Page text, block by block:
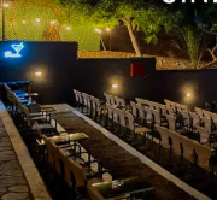
και από τη
γεγονός που
στόλου καθαριότητας.
Η παραχώρηση του
Βαρβάρας συνέβαλε
καθαριότητας, στην